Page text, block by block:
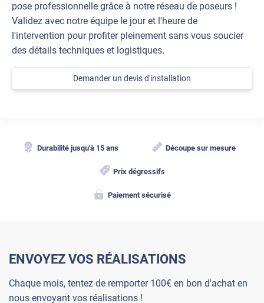
pose professionnelle grâce à notre réseau de poseurs !
Validez avec notre équipe le jour et l'heure de
l'intervention pour profiter pleinement sans vous soucier
des détails techniques et logistiques.
Demander un devis d'installation
Durabilité jusqu'à 15 ans Découpe sur mesure
Prix dégressifs
Paiement sécurisé
ENVOYEZ VOS RÉALISATIONS
Chaque mois, tentez de remporter 100€ en bon d'achat en
nous envoyant vos réalisations !